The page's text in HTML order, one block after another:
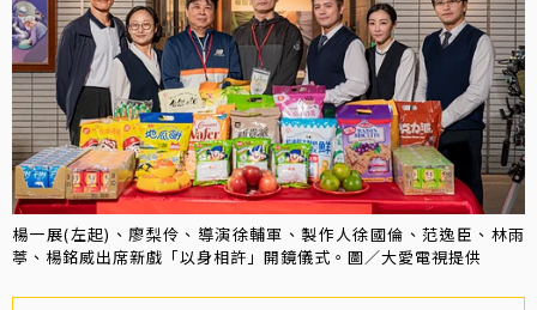
楊一展(左起)、廖梨伶、導演徐輔軍、製作人徐國倫、范逸臣、林雨
葶、楊銘威出席新戲「以身相許」開鏡儀式。圖／大愛電視提供